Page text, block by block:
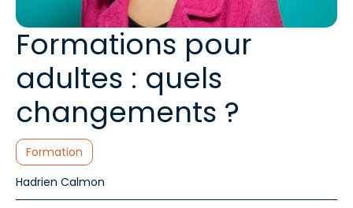
Formations pour
adultes : quels
changements ?
Catégories :
Formation
Auteur de l'article :
Hadrien Calmon